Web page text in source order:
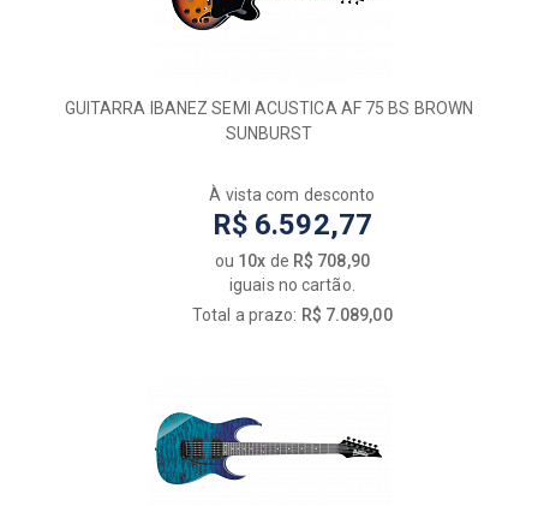
GUITARRA IBANEZ SEMI ACUSTICA AF 75 BS BROWN
SUNBURST
À vista com desconto
R$ 6.592,77
ou 10x de R$ 708,90
iguais no cartão.
Total a prazo: R$ 7.089,00